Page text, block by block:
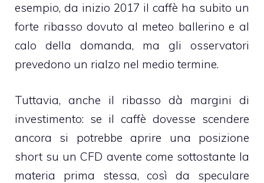
esempio, da inizio 2017 il caffè ha subito un
forte ribasso dovuto al meteo ballerino e al
calo della domanda, ma gli osservatori
prevedono un rialzo nel medio termine.
Tuttavia, anche il ribasso dà margini di
investimento: se il caffè dovesse scendere
ancora si potrebbe aprire una posizione
short su un CFD avente come sottostante la
materia prima stessa, così da speculare